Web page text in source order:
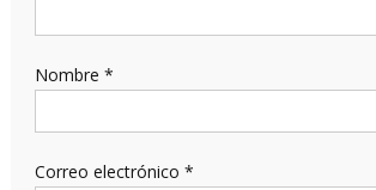
Nombre *
Correo electrónico *